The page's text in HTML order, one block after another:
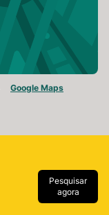
Google Maps
Pesquisar
agora